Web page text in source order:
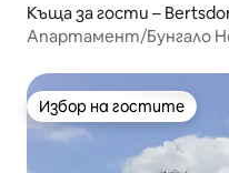
Къща за гости –
Апартамент/Бунгало
Избор на гостите
Избор на гостите